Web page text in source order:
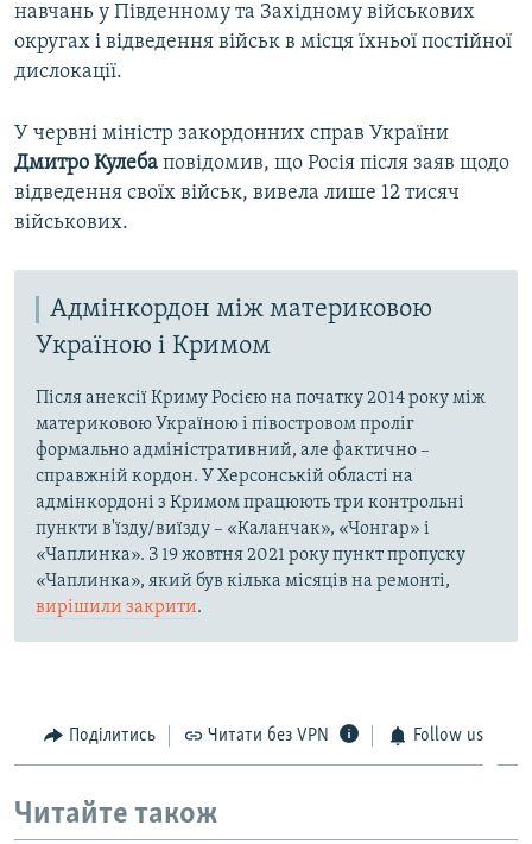
навчань у Південному та Західному військових
округах і відведення військ в місця їхньої постійної
дислокації.
У червні міністр закордонних справ України
Дмитро Кулеба повідомив, що Росія після заяв щодо
відведення своїх військ, вивела лише 12 тисяч
військових.
Адмінкордон між материковою
Україною і Кримом
Після анексії Криму Росією на початку 2014 року між
материковою Україною і півостровом проліг
формально адміністративний, але фактично –
справжній кордон. У Херсонській області на
адмінкордоні з Кримом працюють три контрольні
пункти в'їзду/виїзду – «Каланчак», «Чонгар» і
«Чаплинка». З 19 жовтня 2021 року пункт пропуску
«Чаплинка», який був кілька місяців на ремонті,
вирішили закрити.
Поділитись Читати без VPN Follow us
Читайте також